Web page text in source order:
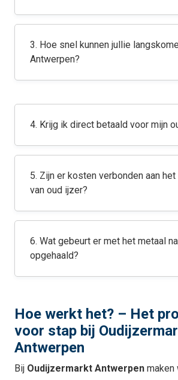
3. Hoe snel kunnen jullie
Antwerpen?
4. Krijg ik direct betaald voor mijn
5. Zijn er kosten verbonden aan
van oud ijzer?
6. Wat gebeurt er met het metaal
opgehaald?
Hoe werkt het? – Het
voor stap bij
Antwerpen
Bij Oudijzermarkt Antwerpen maken